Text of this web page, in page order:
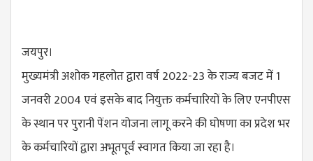
जयपुर।
मुख्यमंत्री अशोक गहलोत द्वारा वर्ष 2022-23 के राज्य बजट में 1
जनवरी 2004 एवं इसके बाद नियुक्त कर्मचारियों के लिए एनपीएस
के स्थान पर पुरानी पेंशन योजना लागू करने की घोषणा का प्रदेश भर
के कर्मचारियों द्वारा अभूतपूर्व स्वागत किया जा रहा है।